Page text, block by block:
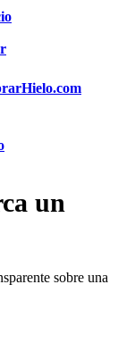
un